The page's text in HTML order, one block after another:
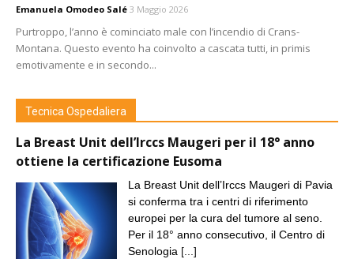
Emanuela Omodeo Salé 3 Maggio 2026
Purtroppo, l’anno è cominciato male con l’incendio di Crans-
Montana. Questo evento ha coinvolto a cascata tutti, in primis
emotivamente e in secondo...
Tecnica Ospedaliera
La Breast Unit dell’Irccs Maugeri per il 18° anno
ottiene la certificazione Eusoma
La Breast Unit dell’Irccs Maugeri di Pavia
si conferma tra i centri di riferimento
europei per la cura del tumore al seno.
Per il 18° anno consecutivo, il Centro di
Senologia [...]